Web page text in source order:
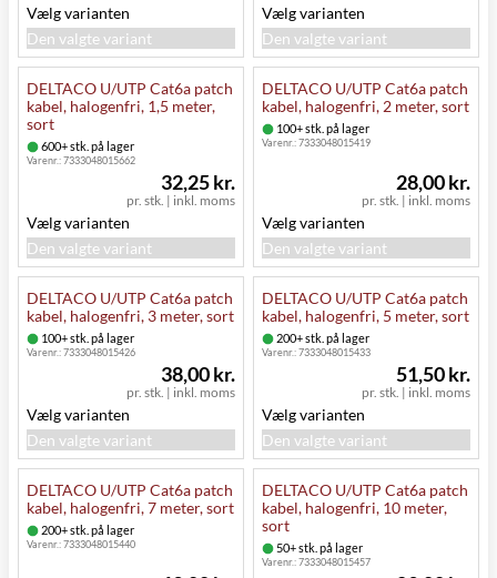
Vælg varianten
Den valgte variant
Vælg varianten
Den valgte variant
DELTACO U/UTP Cat6a patch
kabel, halogenfri, 1,5 meter,
sort
600+ stk. på lager
Varenr.:7333048015662
pr. stk. | inkl. moms
32,25 kr.
Vælg varianten
Den valgte variant
DELTACO U/UTP Cat6a patch
kabel, halogenfri, 2 meter, sort
100+ stk. på lager
Varenr.:7333048015419
pr. stk. | inkl. moms
28,00 kr.
Vælg varianten
Den valgte variant
DELTACO U/UTP Cat6a patch
kabel, halogenfri, 3 meter, sort
100+ stk. på lager
Varenr.:7333048015426
pr. stk. | inkl. moms
38,00 kr.
Vælg varianten
Den valgte variant
DELTACO U/UTP Cat6a patch
kabel, halogenfri, 5 meter, sort
200+ stk. på lager
Varenr.:7333048015433
pr. stk. | inkl. moms
51,50 kr.
Vælg varianten
Den valgte variant
DELTACO U/UTP Cat6a patch
kabel, halogenfri, 7 meter, sort
200+ stk. på lager
Varenr.:7333048015440
DELTACO U/UTP Cat6a patch
kabel, halogenfri, 10 meter,
sort
50+ stk. på lager
Varenr.:7333048015457